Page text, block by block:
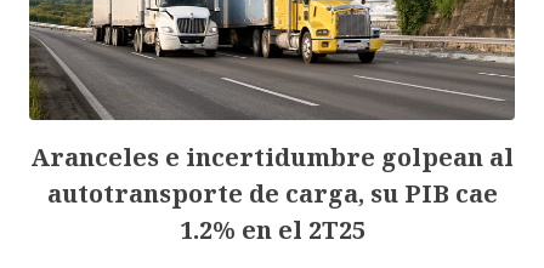
Aranceles e incertidumbre golpean al
autotransporte de carga, su PIB cae
1.2% en el 2T25